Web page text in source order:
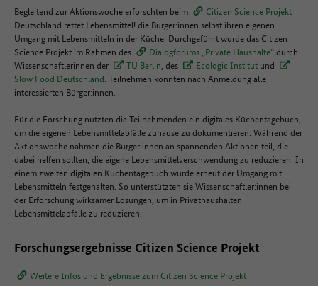
Begleitend zur Aktionswoche erforschten beim
Citizen Science Projekt
Deutschland rettet Lebensmittel! die Bürger:innen selbst ihren eigenen
Umgang mit Lebensmitteln in der Küche. Durchgeführt wurde das Citizen
Science Projekt im Rahmen des
Dialogforums „Private Haushalte“durch
Wissenschaftlerinnen der
TU Berlin , des Ecologic Institut und
Slow Food Deutschland . Teilnehmen konnten nach Anmeldung alle
interessierten Bürger:innen.
Für die Forschung nutzten die Teilnehmenden ein digitales Küchentagebuch,
um die eigenen Lebensmittelabfälle zuhause zu dokumentieren. Während der
Aktionswoche nahmen die Bürger:innen an spannenden Aktionen teil, die
dabei helfen sollten, die eigene Lebensmittelverschwendung zu reduzieren. In
einem zweiten digitalen Küchentagebuch wurde erneut der Umgang mit
Lebensmitteln festgehalten. So unterstützten sie Wissenschaftler:innen bei
der Erforschung wirksamer Lösungen, um in Privathaushalten
Lebensmittelabfälle zu reduzieren.
Forschungsergebnisse Citizen Science Projekt
Weitere Infos und Ergebnisse zum Citizen Science Projekt